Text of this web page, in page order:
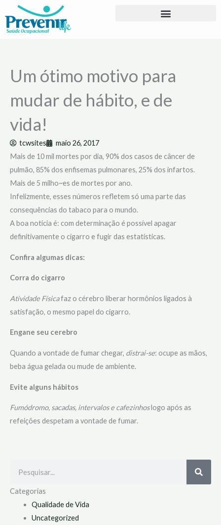
para
Um ótimo motivo para
mudar de hábito, e de
vida!
tcwsites
maio 26, 2017
Mais de 10 mil mortes por dia, 90% dos casos de câncer de
pulmão, 85% dos enfisemas pulmonares, 25% dos infartos.
Mais de 5 milho~es de mortes por ano.
Infelizmente, esses números refletem só uma parte das
consequências do tabaco para o mundo.
A boa noticia é: com determinação é possível apagar
definitivamente o cigarro e fugir das estatísticas.
Confira algumas dicas:
Corra do cigarro
Atividade Físicafaz o cérebro liberar hormônios ligados à
satisfação, o mesmo papel do cigarro.
Engane seu cerebro
Quando a vontade de fumar chegar, distrai-se: ocupe as mãos,
beba água gelada ou mude de ambiente.
Evite alguns hábitos
Fumódromo, sacadas, intervalos e cafezinhoslogo após as
refeições despetam a vontade de fumar.
Categorias
Qualidade de Vida
Uncategorized